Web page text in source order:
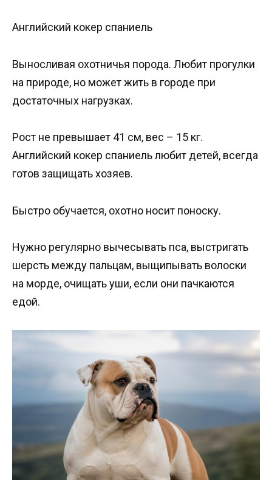
Английский кокер спаниель
Выносливая охотничья порода. Любит прогулки
на природе, но может жить в городе при
достаточных нагрузках.
Рост не превышает 41 см, вес – 15 кг.
Английский кокер спаниель любит детей, всегда
готов защищать хозяев.
Быстро обучается, охотно носит поноску.
Нужно регулярно вычесывать пса, выстригать
шерсть между пальцам, выщипывать волоски
на морде, очищать уши, если они пачкаются
едой.